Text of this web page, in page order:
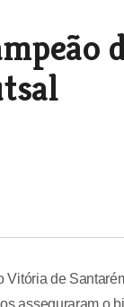
de
asseguraram o